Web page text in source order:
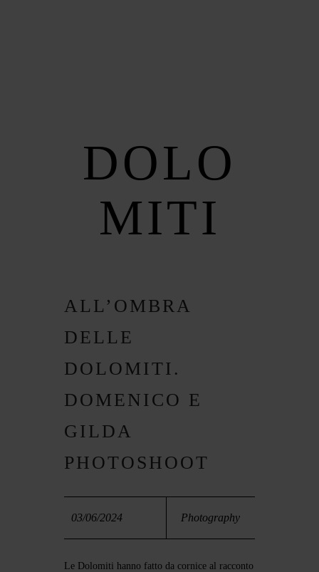
DOLO
MITI
03
ALL’OMBRA
DELLE
DOLOMITI.
DOMENICO E
GILDA
PHOTOSHOOT
03/06/2024 Photography
Le Dolomiti hanno fatto da cornice al racconto
ABOUT ME
CONTACT
PORTFOLIOS
JOHN & LIZA
STEPH & JENNIFER